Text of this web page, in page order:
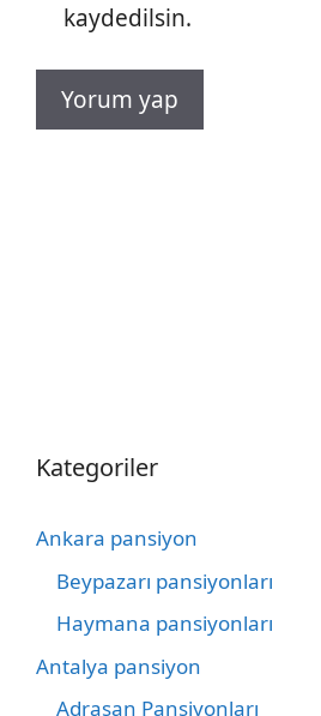
kaydedilsin.
Kategoriler
Ankara pansiyon
Beypazarı pansiyonları
Haymana pansiyonları
Antalya pansiyon
Adrasan Pansiyonları